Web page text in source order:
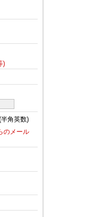
)
半角英数)
のメール